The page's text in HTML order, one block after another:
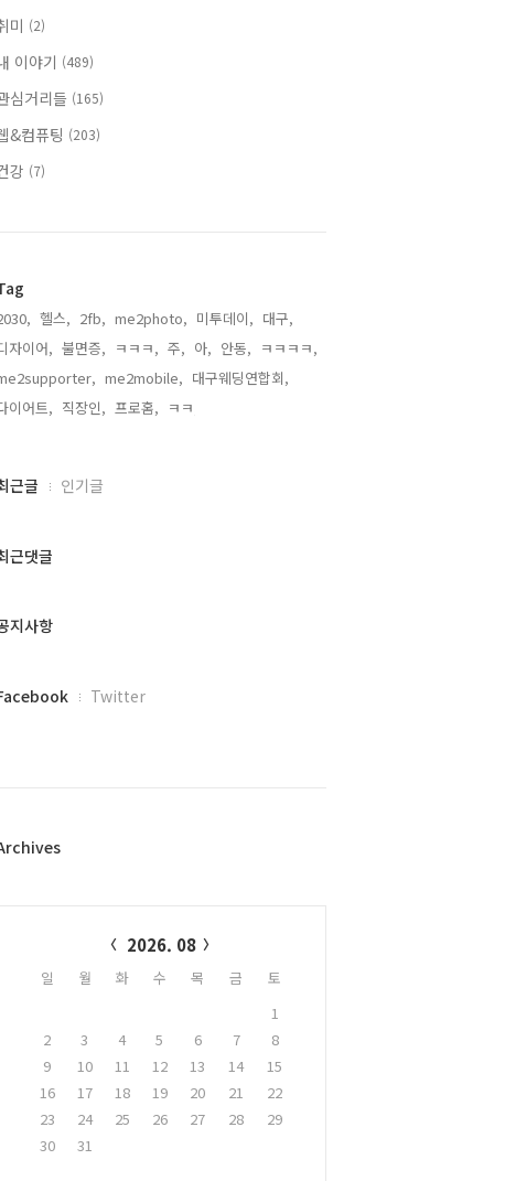
미 (2)
이야기 (489)
심거리들 (165)
&컴퓨팅 (203)
강 (7)
헬스, 2fb, me2photo, 미투데이, 대구,
자이어, 불면증, ㅋㅋㅋ, 주, 아, 안동, ㅋㅋㅋㅋ,
me2mobile, 대구웨딩연합회,
이어트, 직장인, 프로홈, ㅋㅋ,
근글 인기글
근댓글
지사항
Twitter
2026. 08
일 월 화 수 목 금
토
1
2
3 4 5 6 7
8
9
10 11 12 13 14
15
16
17 18 19 20 21
22
23
24 25 26 27 28
29
30
31